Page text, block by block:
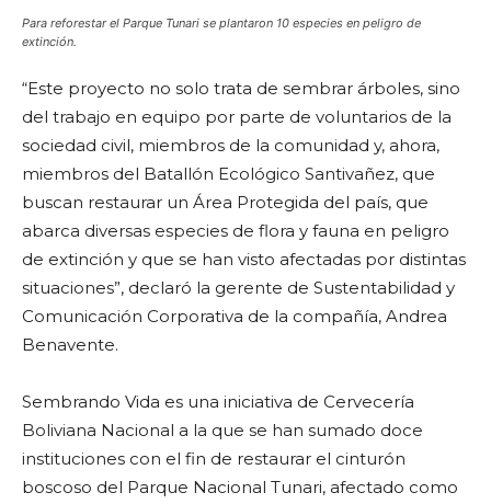
Para reforestar el Parque Tunari se plantaron 10 especies en peligro de
extinción.
“Este proyecto no solo trata de sembrar árboles, sino
del trabajo en equipo por parte de voluntarios de la
sociedad civil, miembros de la comunidad y, ahora,
miembros del Batallón Ecológico Santivañez, que
buscan restaurar un Área Protegida del país, que
abarca diversas especies de flora y fauna en peligro
de extinción y que se han visto afectadas por distintas
situaciones”, declaró la gerente de Sustentabilidad y
Comunicación Corporativa de la compañía, Andrea
Benavente.
Sembrando Vida es una iniciativa de Cervecería
Boliviana Nacional a la que se han sumado doce
instituciones con el fin de restaurar el cinturón
boscoso del Parque Nacional Tunari, afectado como